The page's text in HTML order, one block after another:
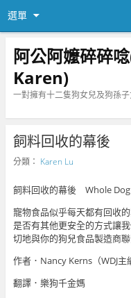
選單
阿公阿嬤碎碎
Karen)
一對擁有十二隻狗女兒及狗孫
飼料回收的幕後
分類： Karen Lu
飼料回收的幕後 Whole Dog
寵物食品似乎每天都有回收
是否有其他更安全的方式讓
切地與你的狗兒食品製造商
作者．Nancy Kerns（WDJ主
翻譯．樂狗千金媽